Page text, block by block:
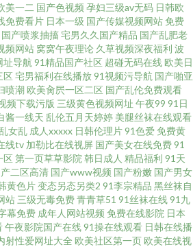
看 成人传媒视频网站大全 污黄极品福利 91做爱
品 东方AV在线正在进入 最新福利AV在线 黑丝
产精品国产精品国 91黄香蕉 成人黄AA片 日韩
内射人妻14p 91福利在线观看 欧美日韩性爱网
久久 久久午夜剧场 91从后入
美一二 国产色视频 孕妇三级av无码 日韩欧
免费看片 日本一级 国产传媒视频网站 免费
国产喷浆抽搐宅男久久国产精品 国产乱肥老
频网站 窝窝午夜理论 久草视频深夜福利 波
址导航 91精品国产社区 超碰无码在线 欧美日
区 宅男福利在线播放91视频污导航 国产啪亚
喷潮 欧美肏屄一区二区 国产乱伦免费观看
频下载污版 三级黄色视频网址 午夜99 91日
酱一线天 乱伦五月天婷婷 美腿丝袜在线观看
女乱 成人xxxxx 日韩伦理片91色爱 免费黄
线tv 加勒比在线视屏 国产美女在线免费91
区 第一页草草影院 韩日成人 精品福利 91天
二区高清 国产www视频 国产粉嫩 国产男女
黄色片变态另态另类2 91李宗精品 黑丝袜自
站 三级无毒免费青青草51 91丝袜在线91九
幕免费 成年人网站视频 免费在线影院 日本
午夜影院国产在线91操在线观看 日韩在线播
射性爱网址大全 欧美社区第一页 欧美在线视